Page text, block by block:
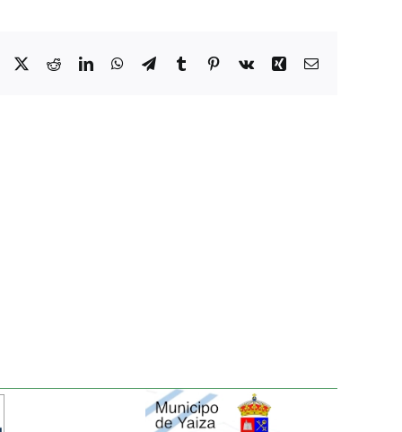
Facebook
X RedditLinkedInWhatsApp
TelegramTumblrPinterest
Vk Xing Correo